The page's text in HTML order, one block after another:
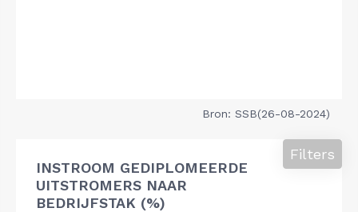
Bron: SSB(26-08-2024)
INSTROOM GEDIPLOMEERDE
UITSTROMERS NAAR
BEDRIJFSTAK (%)
Filters